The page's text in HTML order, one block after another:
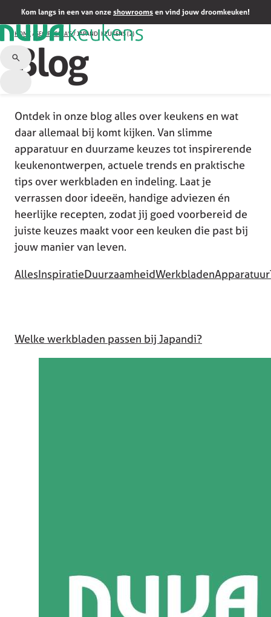
Kom langs in een van onze showrooms en vind jouw droomkeuken!
HOME/ SEO PAGINA'S/JAPANDI KEUKENS (2)
Blog
Ontdek in onze blog alles over keukens en wat
daar allemaal bij komt kijken. Van slimme
apparatuur en duurzame keuzes tot inspirerende
keukenontwerpen, actuele trends en praktische
tips over werkbladen en indeling. Laat je
verrassen door ideeën, handige adviezen én
heerlijke recepten, zodat jij goed voorbereid de
juiste keuzes maakt voor een keuken die past bij
jouw manier van leven.
AllesInspiratieDuurzaamheidWerkbladenApparatuur
Welke werkbladen passen bij Japandi?